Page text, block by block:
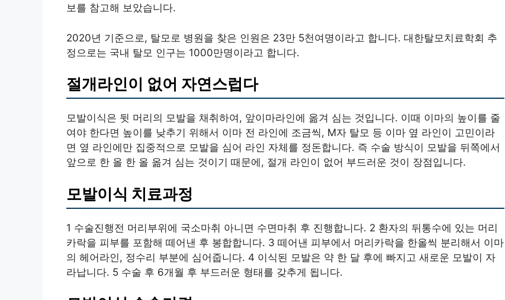
보를 참고해 보았습니다.
2020년 기준으로, 탈모로 병원을 찾은 인원은 23만 5천여명이라고 합니다. 대한탈모치료학회 추
정으로는 국내 탈모 인구는 1000만명이라고 합니다.
절개라인이 없어 자연스럽다
모발이식은 뒷 머리의 모발을 채취하여, 앞이마라인에 옮겨 심는 것입니다. 이때 이마의 높이를 줄
여야 한다면 높이를 낮추기 위해서 이마 전 라인에 조금씩, M자 탈모 등 이마 옆 라인이 고민이라
면 옆 라인에만 집중적으로 모발을 심어 라인 자체를 정돈합니다. 즉 수술 방식이 모발을 뒤쪽에서
앞으로 한 올 한 올 옮겨 심는 것이기 때문에, 절개 라인이 없어 부드러운 것이 장점입니다.
모발이식 치료과정
1 수술진행전 머리부위에 국소마취 아니면 수면마취 후 진행합니다. 2 환자의 뒤통수에 있는 머리
카락을 피부를 포함해 떼어낸 후 봉합합니다. 3 떼어낸 피부에서 머리카락을 한올씩 분리해서 이마
의 헤어라인, 정수리 부분에 심어줍니다. 4 이식된 모발은 약 한 달 후에 빠지고 새로운 모발이 자
라납니다. 5 수술 후 6개월 후 부드러운 형태를 갖추게 됩니다.